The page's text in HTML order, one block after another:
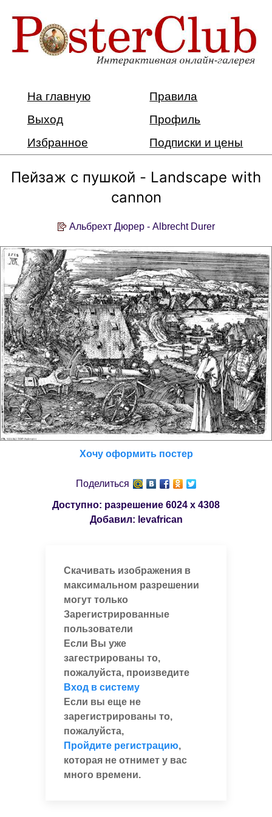
На главную
Правила
Выход
Профиль
Избранное
Подписки и цены
Пейзаж с пушкой - Landscape with
cannon
Альбрехт Дюрер - Albrecht Durer
Хочу оформить постер
Поделиться
Доступно: разрешение 6024 x 4308
Добавил: levafrican
Скачивать изображения в
максимальном разрешении
могут только
Зарегистрированные
пользователи
Если Вы уже
загестрированы то,
пожалуйста, произведите
Вход в систему
Если вы еще не
зарегистрированы то,
пожалуйста,
Пройдите регистрацию,
которая не отнимет у вас
много времени.